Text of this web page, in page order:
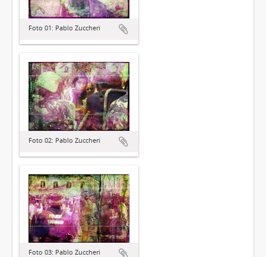
Foto 01: Pablo Zuccheri
Foto 02: Pablo Zuccheri
Foto 03: Pablo Zuccheri